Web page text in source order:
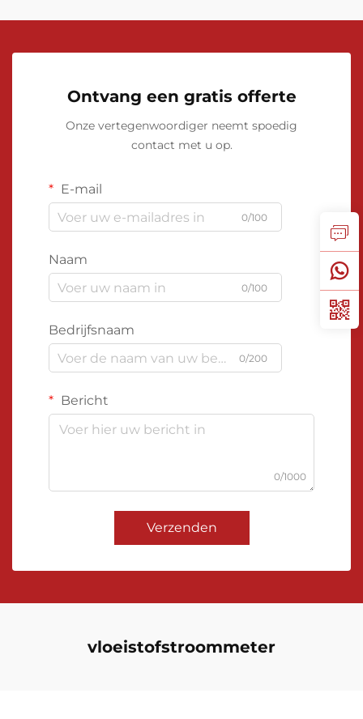
Ontvang een gratis offerte
Onze vertegenwoordiger neemt spoedig
contact met u op.
E-mail
0/100
Naam
0/100
Bedrijfsnaam
0/200
Bericht
0/1000
Verzenden
vloeistofstroommeter